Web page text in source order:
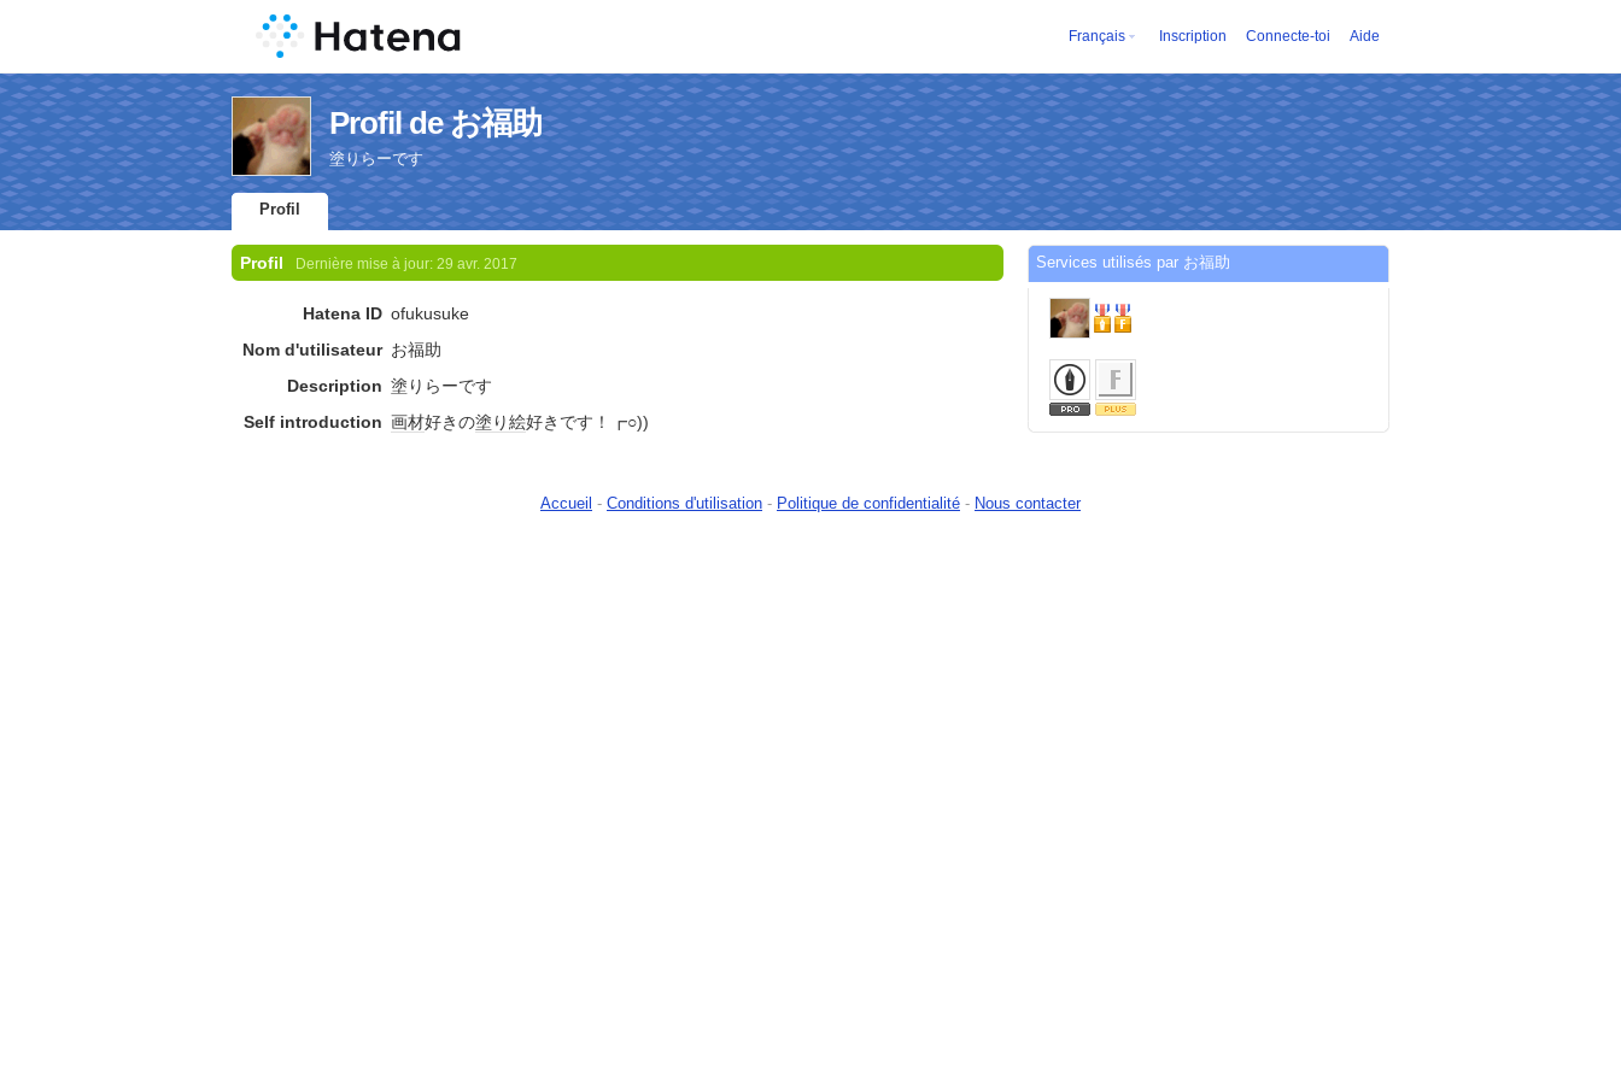
Français Inscription Connecte-toi Aide
Profil de お福助
塗りらーです
Profil
Profil Dernière mise à jour: 29 avr. 2017
Hatena ID ofukusuke
Nom d'utilisateur お福助
Description 塗りらーです
Self introduction 画材好きの塗り絵好きです！┏○))
Services utilisés par お福助
Accueil - Conditions d'utilisation - Politique de confidentialité - Nous contacter